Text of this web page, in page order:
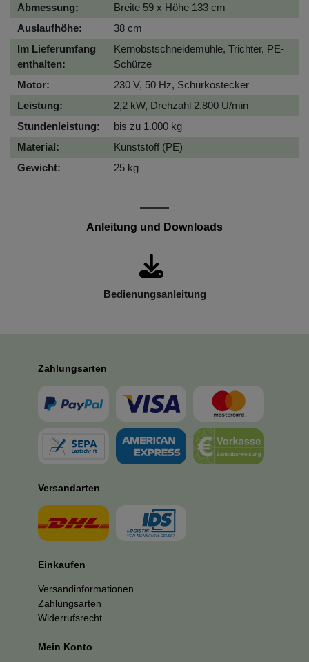
Abmessung:
Breite 59 x Höhe 133 cm
Auslaufhöhe:
38 cm
Im Lieferumfang
enthalten:
Kernobstschneidemühle, Trichter, PE-
Schürze
Motor:
230 V, 50 Hz, Schurkostecker
Leistung:
2,2 kW, Drehzahl 2.800 U/min
Stundenleistung:
bis zu 1.000 kg
Material:
Kunststoff (PE)
Gewicht:
25 kg
Anleitung und Downloads
Bedienungsanleitung
Zahlungsarten
Versandarten
Einkaufen
Versandinformationen
Zahlungsarten
Widerrufsrecht
Mein Konto